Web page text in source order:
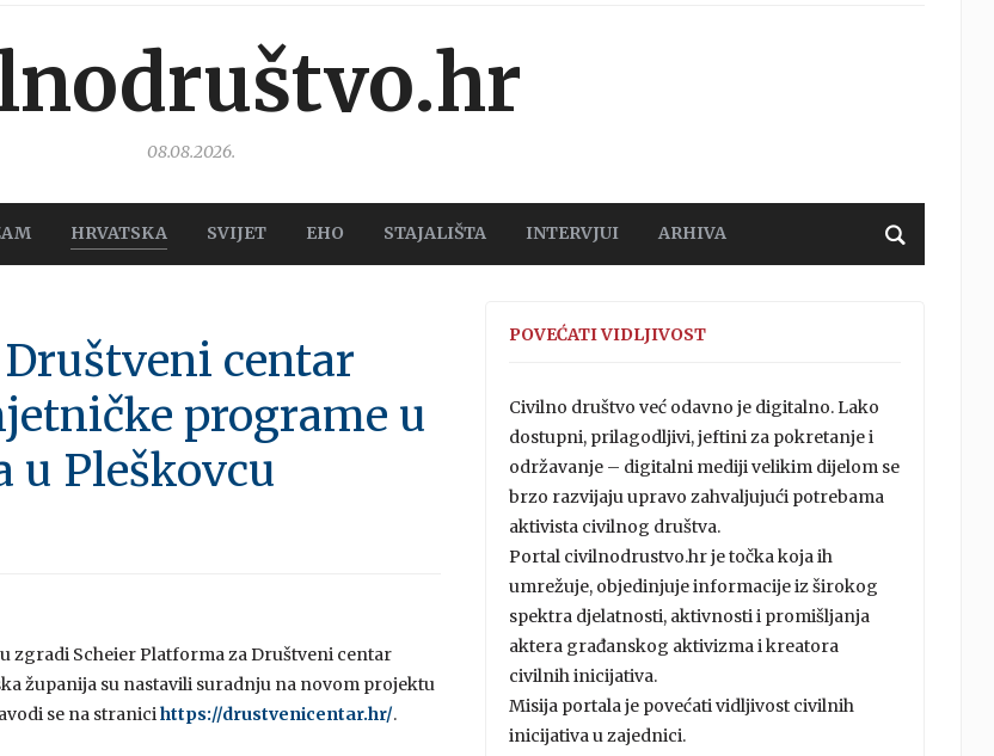
08.08.2026.
HRVATSKA SVIJET EHO STAJALIŠTA INTERVJUI ARHIVA
centar
programe u
u Pleškovcu
zgradi Scheier Platforma za Društveni centar
županija su nastavili suradnju na novom projektu
se na stranicihttps://drustvenicentar.hr/.
POVEĆATI VIDLJIVOST
Civilno društvo već odavno je digitalno. Lako
dostupni, prilagodljivi, jeftini za pokretanje i
održavanje – digitalni mediji velikim dijelom se
brzo razvijaju upravo zahvaljujući potrebama
aktivista civilnog društva.
Portal civilnodrustvo.hr je točka koja ih
umrežuje, objedinjuje informacije iz širokog
spektra djelatnosti, aktivnosti i promišljanja
aktera građanskog aktivizma i kreatora
civilnih inicijativa.
Misija portala je povećati vidljivost civilnih
inicijativa u zajednici.